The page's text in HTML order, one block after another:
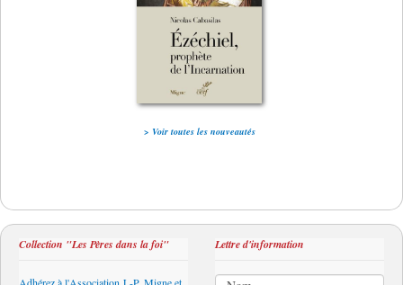
> Voir toutes les nouveautés
Collection "Les Pères dans la foi" Lettre d'information